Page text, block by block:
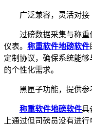
广泛兼容，灵活对接
过磅数据采集与称重
仪表。 称重软件地磅软件
定制协议，确保系统能
的个性化需求。
黑匣子功能，提供参
称重软件地磅软件具
上通过但司磅员没有进